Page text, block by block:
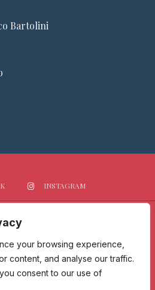
your browsing experience,
content, and analyse our traffic.
consent to our use of
Bartolini
INSTAGRAM
giornalistica registrata presso il
2017 il 09/06/2017 - Iscrizione al ROC